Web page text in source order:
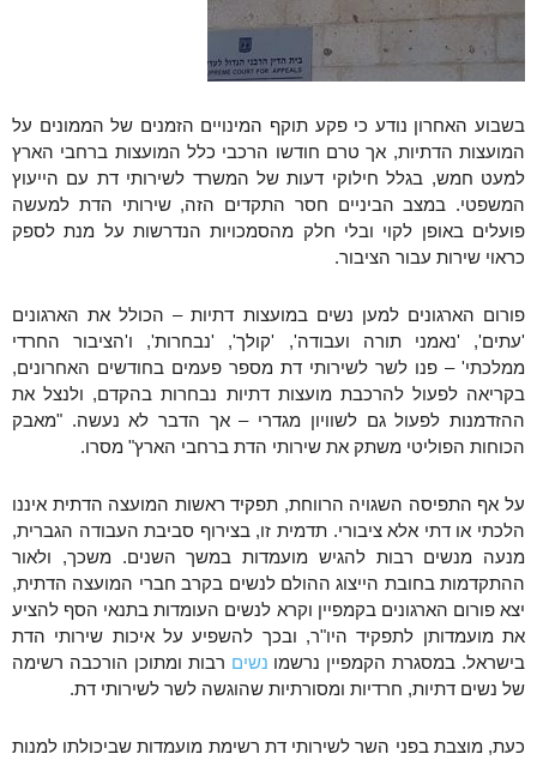
בשבוע האחרון נודע כי פקע תוקף המינויים הזמנים של הממונים על
המועצות הדתיות, אך טרם חודשו הרכבי כלל המועצות ברחבי הארץ
למעט חמש, בגלל חילוקי דעות של המשרד לשירותי דת עם הייעוץ
המשפטי. במצב הביניים חסר התקדים הזה, שירותי הדת למעשה
פועלים באופן לקוי ובלי חלק מהסמכויות הנדרשות על מנת לספק
כראוי שירות עבור הציבור.
פורום הארגונים למען נשים במועצות דתיות – הכולל את הארגונים
'עתים', 'נאמני תורה ועבודה', 'קולך', 'נבחרות', ו'הציבור החרדי
ממלכתי' – פנו לשר לשירותי דת מספר פעמים בחודשים האחרונים,
בקריאה לפעול להרכבת מועצות דתיות נבחרות בהקדם, ולנצל את
ההזדמנות לפעול גם לשוויון מגדרי – אך הדבר לא נעשה. "מאבק
הכוחות הפוליטי משתק את שירותי הדת ברחבי הארץ" מסרו.
על אף התפיסה השגויה הרווחת, תפקיד ראשות המועצה הדתית איננו
הלכתי או דתי אלא ציבורי. תדמית זו, בצירוף סביבת העבודה הגברית,
מנעה מנשים רבות להגיש מועמדות במשך השנים. משכך, ולאור
ההתקדמות בחובת הייצוג ההולם לנשים בקרב חברי המועצה הדתית,
יצא פורום הארגונים בקמפיין וקרא לנשים העומדות בתנאי הסף להציע
את מועמדותן לתפקיד היו"ר, ובכך להשפיע על איכות שירותי הדת
בישראל. במסגרת הקמפיין נרשמו נשים רבות ומתוכן הורכבה רשימה
של נשים דתיות, חרדיות ומסורתיות שהוגשה לשר לשירותי דת.
כעת, מוצבת בפני השר לשירותי דת רשימת מועמדות שביכולתו למנות